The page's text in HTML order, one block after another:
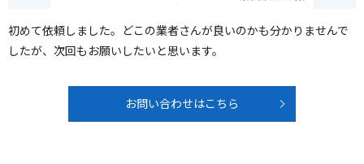
初めて依頼しました。どこの業者さんが良いのかも分かりませんで
したが、次回もお願いしたいと思います。
お問い合わせはこちら